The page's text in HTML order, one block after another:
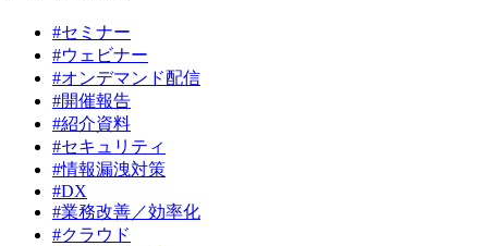
#セミナー
#ウェビナー
#オンデマンド配信
#開催報告
#紹介資料
#セキュリティ
#情報漏洩対策
#DX
#業務改善／効率化
#クラウド